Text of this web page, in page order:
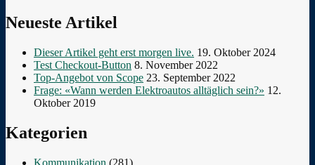
Neueste Artikel
Dieser Artikel geht erst morgen live. 19. Oktober 2024
Test Checkout-Button 8. November 2022
Top-Angebot von Scope 23. September 2022
Frage: «Wann werden Elektroautos alltäglich sein?» 12.
Oktober 2019
Kategorien
Kommunikation (281)